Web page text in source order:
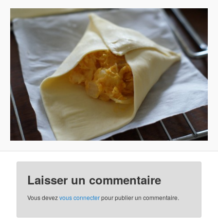
Laisser un commentaire
Vous devezvous connecterpour publier un commentaire.